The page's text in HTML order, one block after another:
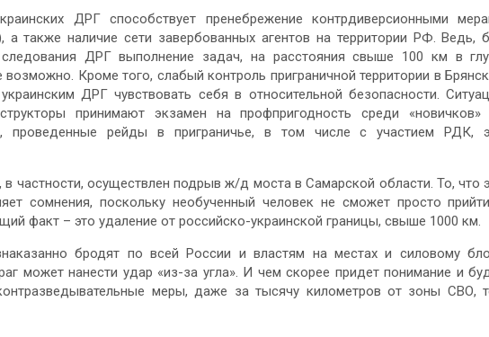
ДРГ способствует пренебрежение контрдиверсионными
а также наличие сети завербованных агентов на территории РФ. Ведь,
ДРГ выполнение задач, на расстояния свыше 100 км в
возможно. Кроме того, слабый контроль приграничной территории в
ДРГ чувствовать себя в относительной безопасности.
принимают экзамен на профпригодность среди «новичков»
проведенные рейды в приграничье, в том числе с участием РДК,
частности, осуществлен подрыв ж/д моста в Самарской области. То, что
сомнения, поскольку необученный человек не сможет просто
факт – это удаление от российско-украинской границы, свыше 1000 км.
бродят по всей России и властям на местах и силовому
может нанести удар «из-за угла». И чем скорее придет понимание и
меры, даже за тысячу километров от зоны СВО,